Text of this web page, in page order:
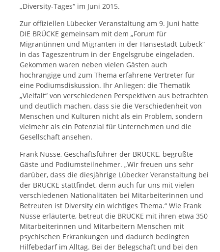
„Diversity-Tages“ im Juni 2015.
Zur offiziellen Lübecker Veranstaltung am 9. Juni hatte
DIE BRÜCKE gemeinsam mit dem „Forum für
Migrantinnen und Migranten in der Hansestadt Lübeck“
in das Tageszentrum in der Engelsgrube eingeladen.
Gekommen waren neben vielen Gästen auch
hochrangige und zum Thema erfahrene Vertreter für
eine Podiumsdiskussion. Ihr Anliegen: die Thematik
„Vielfalt“ von verschiedenen Perspektiven aus betrachten
und deutlich machen, dass sie die Verschiedenheit von
Menschen und Kulturen nicht als ein Problem, sondern
vielmehr als ein Potenzial für Unternehmen und die
Gesellschaft ansehen.
Frank Nüsse, Geschäftsführer der BRÜCKE, begrüßte
Gäste und Podiumsteilnehmer. „Wir freuen uns sehr
darüber, dass die diesjährige Lübecker Veranstaltung bei
der BRÜCKE stattfindet, denn auch für uns mit vielen
verschiedenen Nationalitäten bei Mitarbeiterinnen und
Betreuten ist Diversity ein wichtiges Thema.“ Wie Frank
Nüsse erläuterte, betreut die BRÜCKE mit ihren etwa 350
Mitarbeiterinnen und Mitarbeitern Menschen mit
psychischen Erkrankungen und dadurch bedingten
Hilfebedarf im Alltag. Bei der Belegschaft und bei den